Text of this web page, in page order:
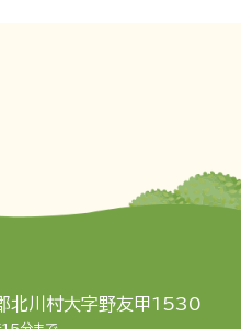
川村大字野友甲1530